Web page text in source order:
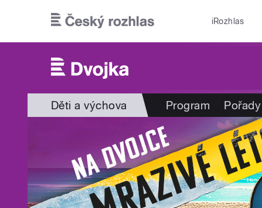
iRozhlas
Děti a výchova Program Pořady